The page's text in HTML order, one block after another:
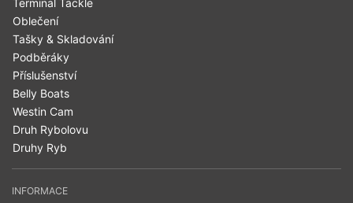
Oblečení
Tašky & Skladování
Podběráky
Příslušenství
Belly Boats
Westin Cam
Druh Rybolovu
Druhy Ryb
INFORMACE